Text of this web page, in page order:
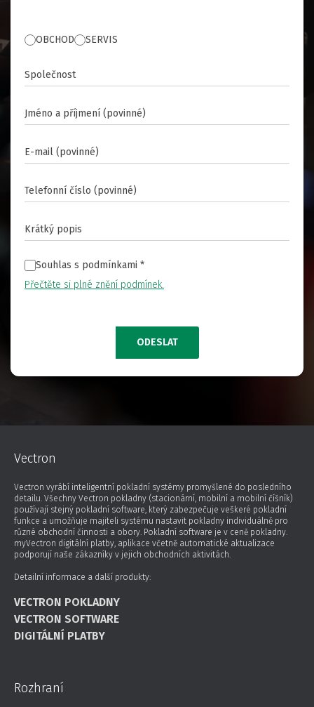
OBCHOD SERVIS
Souhlas s podmínkami *
Přečtěte si plné znění podmínek.
ODESLAT
Vectron
Vectron vyrábí inteligentní pokladní systémy promyšlené do posledního
detailu. Všechny Vectron pokladny (stacionární, mobilní a mobilní číšník)
používají stejný pokladní software, který zabezpečuje veškeré pokladní
funkce a umožňuje majiteli systému nastavit pokladny individuálně pro
různé obchodní činnosti a obory. Pokladní software je v ceně pokladny.
myVectron digitální platby, aplikace včetně automatické aktualizace
podporují naše zákazníky v jejich obchodních aktivitách.
Detailní informace a další produkty:
VECTRON POKLADNY
VECTRON SOFTWARE
DIGITÁLNÍ PLATBY
Rozhraní